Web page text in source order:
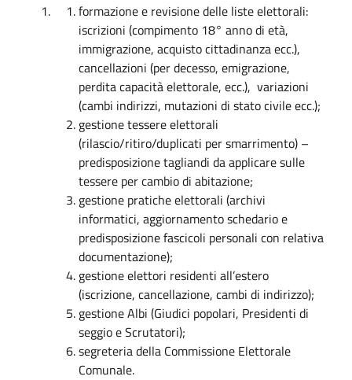
formazione e revisione delle liste elettorali:
iscrizioni (compimento 18° anno di età,
immigrazione, acquisto cittadinanza ecc.),
cancellazioni (per decesso, emigrazione,
perdita capacità elettorale, ecc.), variazioni
(cambi indirizzi, mutazioni di stato civile ecc.);
gestione tessere elettorali
(rilascio/ritiro/duplicati per smarrimento) –
predisposizione tagliandi da applicare sulle
tessere per cambio di abitazione;
gestione pratiche elettorali (archivi
informatici, aggiornamento schedario e
predisposizione fascicoli personali con relativa
documentazione);
gestione elettori residenti all’estero
(iscrizione, cancellazione, cambi di indirizzo);
gestione Albi (Giudici popolari, Presidenti di
seggio e Scrutatori);
segreteria della Commissione Elettorale
Comunale.